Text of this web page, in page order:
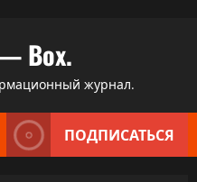
Box.
журнал.
ПОДПИСАТЬСЯ